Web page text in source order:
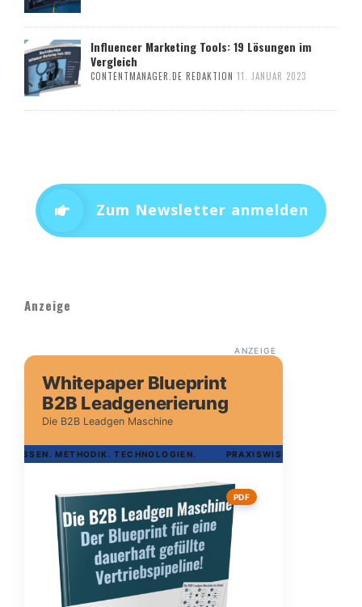
Influencer Marketing Tools: 19 Lösungen im
Vergleich
CONTENTMANAGER.DE REDAKTION 11. JANUAR 2023
Zum Newsletter anmelden
Anzeige